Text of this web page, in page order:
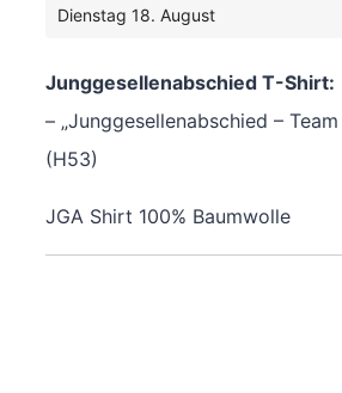
Dienstag 18. August
Junggesellenabschied T-Shirt:
– „Junggesellenabschied –
(H53)
JGA Shirt 100% Baumwolle